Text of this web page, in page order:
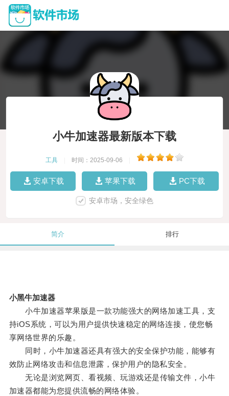
小牛加速器最新版本下载
工具 时间：2025-09-06
安卓下载 苹果下载 PC下载
安卓市场，安全绿色
简介 排行
小黑牛加速器
小牛加速器苹果版是一款功能强大的网络加速工具，支
持iOS系统，可以为用户提供快速稳定的网络连接，使您畅
享网络世界的乐趣。
同时，小牛加速器还具有强大的安全保护功能，能够有
效防止网络攻击和信息泄露，保护用户的隐私安全。
无论是浏览网页、看视频、玩游戏还是传输文件，小牛
加速器都能为您提供流畅的网络体验。